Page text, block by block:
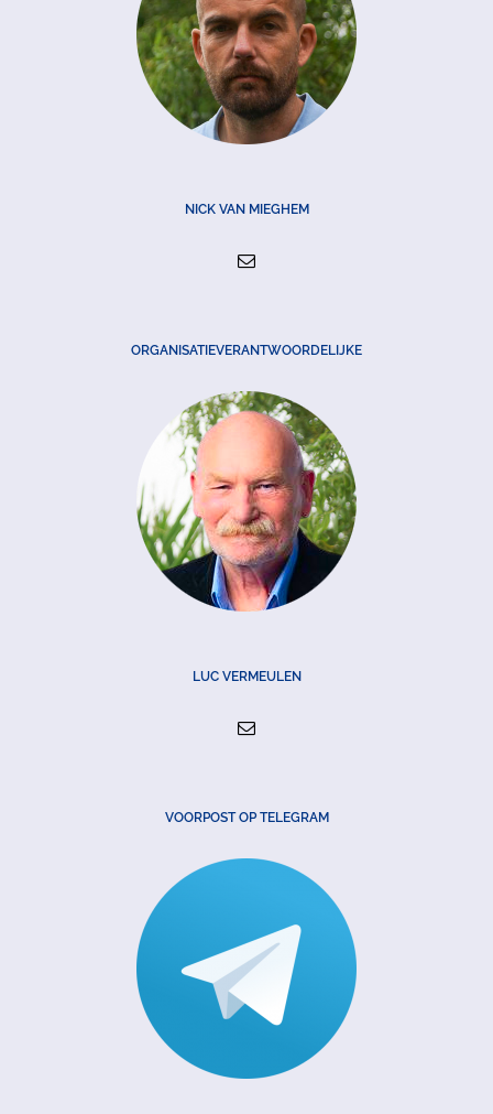
NICK VAN MIEGHEM
ORGANISATIEVERANTWOORDELIJKE
LUC VERMEULEN
VOORPOST OP TELEGRAM